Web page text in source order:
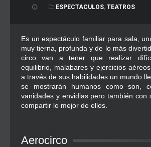
ESPECTACULOS, TEATROS
Es un espectáculo familiar para sala,
muy tierna, profunda y de lo más
circo van a tener que realizar
equilibrio, malabares y ejercicios
a través de sus habilidades un mundo
se mostrarán humanos como son,
vanidades y envidias pero también con
compartir lo mejor de ellos.
Aerocirco